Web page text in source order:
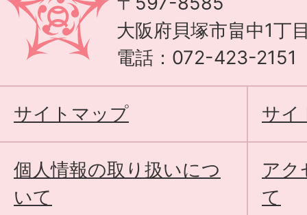
大阪府貝塚市畠中1丁
電話：072-423-2151
サイトマップ サイ
個人情報の取り扱いにつ
いて
アク
て